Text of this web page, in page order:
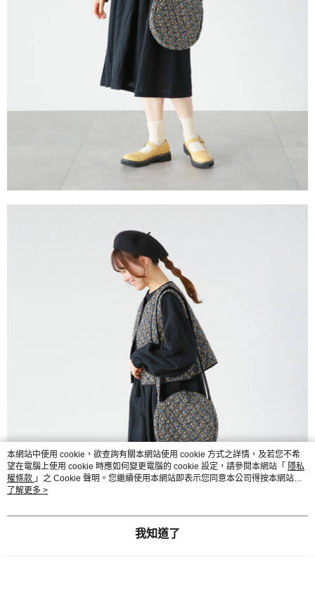
本網站中使用 cookie，欲查詢有關本網站使用 cookie 方式之詳情，及若您不希
望在電腦上使用 cookie 時應如何變更電腦的 cookie 設定，請參閱本網站「 隱私
權條款 」之 Cookie 聲明。您繼續使用本網站即表示您同意本公司得按本網站使
用條款之 Cookie 聲明使用 cookie。
了解更多 >
我知道了